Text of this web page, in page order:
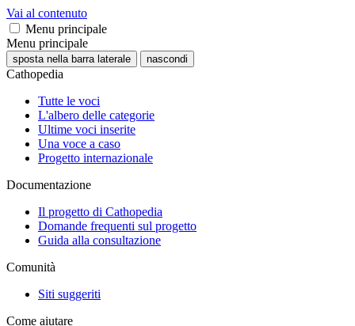
Vai al contenuto
Menu principale
Menu principale
sposta nella barra laterale nascondi
Cathopedia
Tutte le voci
L'albero delle categorie
Ultime voci inserite
Una voce a caso
Progetto internazionale
Documentazione
Il progetto di Cathopedia
Domande frequenti sul progetto
Guida alla consultazione
Comunità
Siti suggeriti
Come aiutare